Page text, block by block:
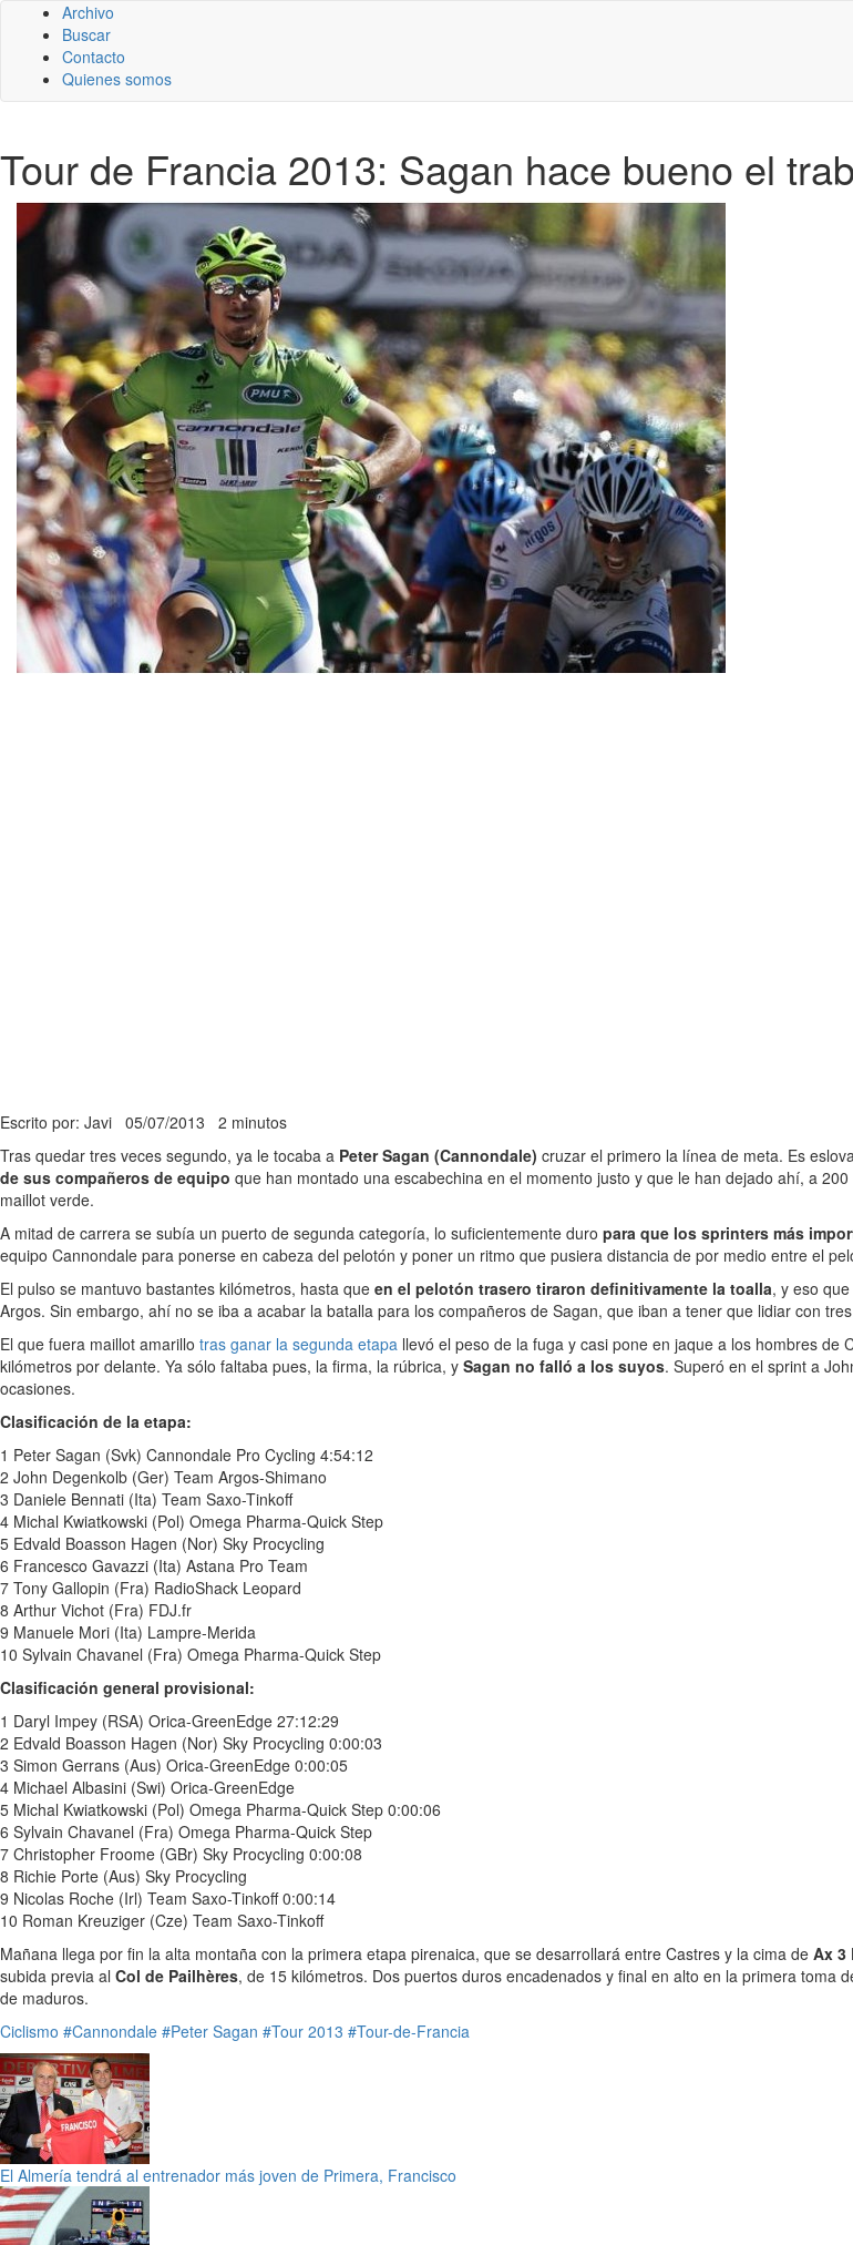
Archivo
Buscar
Contacto
Quienes somos
Tour de Francia 2013: Sagan hace bueno el
Escrito por: Javi 05/07/2013 2 minutos
Tras quedar tres veces segundo, ya le tocaba a Peter Sagan (Cannondale) cruzar el primero la línea de meta. Es
de sus compañeros de equipo que han montado una escabechina en el momento justo y que le han dejado ahí, a
maillot verde.
A mitad de carrera se subía un puerto de segunda categoría, lo suficientemente duro para que los sprinters más
equipo Cannondale para ponerse en cabeza del pelotón y poner un ritmo que pusiera distancia de por medio entre el
El pulso se mantuvo bastantes kilómetros, hasta que en el pelotón trasero tiraron definitivamente la toalla, y eso
Argos. Sin embargo, ahí no se iba a acabar la batalla para los compañeros de Sagan, que iban a tener que lidiar con
El que fuera maillot amarillo tras ganar la segunda etapa llevó el peso de la fuga y casi pone en jaque a los hombres de
kilómetros por delante. Ya sólo faltaba pues, la firma, la rúbrica, y Sagan no falló a los suyos. Superó en el sprint a
ocasiones.
Clasificación de la etapa:
1 Peter Sagan (Svk) Cannondale Pro Cycling 4:54:12
2 John Degenkolb (Ger) Team Argos-Shimano
3 Daniele Bennati (Ita) Team Saxo-Tinkoff
4 Michal Kwiatkowski (Pol) Omega Pharma-Quick Step
5 Edvald Boasson Hagen (Nor) Sky Procycling
6 Francesco Gavazzi (Ita) Astana Pro Team
7 Tony Gallopin (Fra) RadioShack Leopard
8 Arthur Vichot (Fra) FDJ.fr
9 Manuele Mori (Ita) Lampre-Merida
10 Sylvain Chavanel (Fra) Omega Pharma-Quick Step
Clasificación general provisional:
1 Daryl Impey (RSA) Orica-GreenEdge 27:12:29
2 Edvald Boasson Hagen (Nor) Sky Procycling 0:00:03
3 Simon Gerrans (Aus) Orica-GreenEdge 0:00:05
4 Michael Albasini (Swi) Orica-GreenEdge
5 Michal Kwiatkowski (Pol) Omega Pharma-Quick Step 0:00:06
6 Sylvain Chavanel (Fra) Omega Pharma-Quick Step
7 Christopher Froome (GBr) Sky Procycling 0:00:08
8 Richie Porte (Aus) Sky Procycling
9 Nicolas Roche (Irl) Team Saxo-Tinkoff 0:00:14
10 Roman Kreuziger (Cze) Team Saxo-Tinkoff
Mañana llega por fin la alta montaña con la primera etapa pirenaica, que se desarrollará entre Castres y la cima de Ax 3
subida previa al Col de Pailhères, de 15 kilómetros. Dos puertos duros encadenados y final en alto en la primera
de maduros.
Ciclismo #Cannondale #Peter Sagan #Tour 2013 #Tour-de-Francia
El Almería tendrá al entrenador más joven de Primera, Francisco